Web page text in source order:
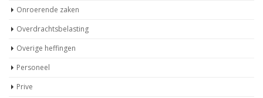
Onroerende zaken
Overdrachtsbelasting
Overige heffingen
Personeel
Prive